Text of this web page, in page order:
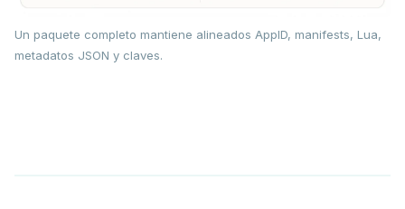
Un paquete completo mantiene alineados AppID, manifests, Lua,
metadatos JSON y claves.